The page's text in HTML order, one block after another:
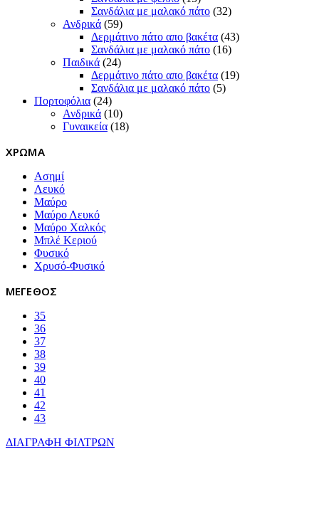
Σανδάλια με μαλακό πάτο (32)
Ανδρικά (59)
Δερμάτινο πάτο απο βακέτα (43)
Σανδάλια με μαλακό πάτο (16)
Παιδικά (24)
Δερμάτινο πάτο απο βακέτα (19)
Σανδάλια με μαλακό πάτο (5)
Πορτοφόλια (24)
Ανδρικά (10)
Γυναικεία (18)
ΧΡΩΜΑ
Ασημί
Λευκό
Μαύρο
Μαύρο Λευκό
Μαύρο Χαλκός
Μπλέ Κεριού
Φυσικό
Χρυσό-Φυσικό
ΜΕΓΕΘΟΣ
35
36
37
38
39
40
41
42
43
ΔΙΑΓΡΑΦΗ ΦΙΛΤΡΩΝ